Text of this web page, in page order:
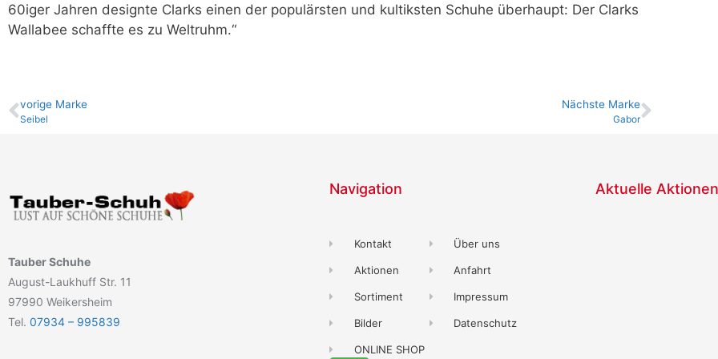
60iger Jahren designte Clarks einen der populärsten und kultiksten Schuhe überhaupt: Der Clarks
Wallabee schaffte es zu Weltruhm.“
vo­ri­ge Marke
Seibel
Nächste Marke
Gabor
Tauber Schuhe
August-Laukhuff Str. 11
97990 Weikersheim
Tel. 07934 – 995839
Navigation
Kontakt
Aktionen
Sortiment
Bilder
ONLINE SHOP
Über uns
Anfahrt
Impressum
Datenschutz
Aktuelle